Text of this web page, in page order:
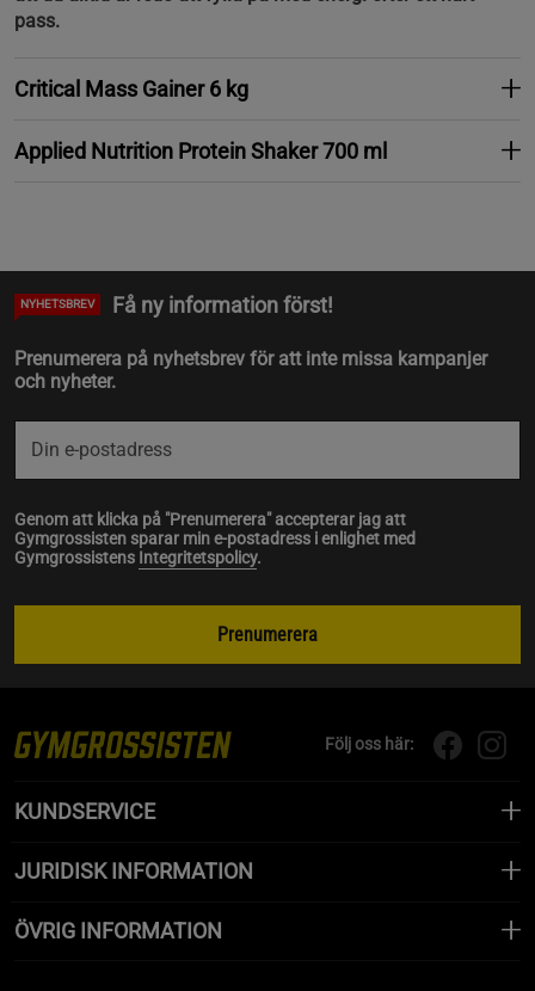
pass.
Critical Mass Gainer 6 kg
Applied Nutrition Protein Shaker 700 ml
NYHETSBREV Få ny information först!
Prenumerera på nyhetsbrev för att inte missa kampanjer
och nyheter.
Genom att klicka på "Prenumerera" accepterar jag att
Gymgrossisten sparar min e-postadress i enlighet med
Gymgrossistens Integritetspolicy.
Prenumerera
Följ oss här:
KUNDSERVICE
JURIDISK INFORMATION
ÖVRIG INFORMATION